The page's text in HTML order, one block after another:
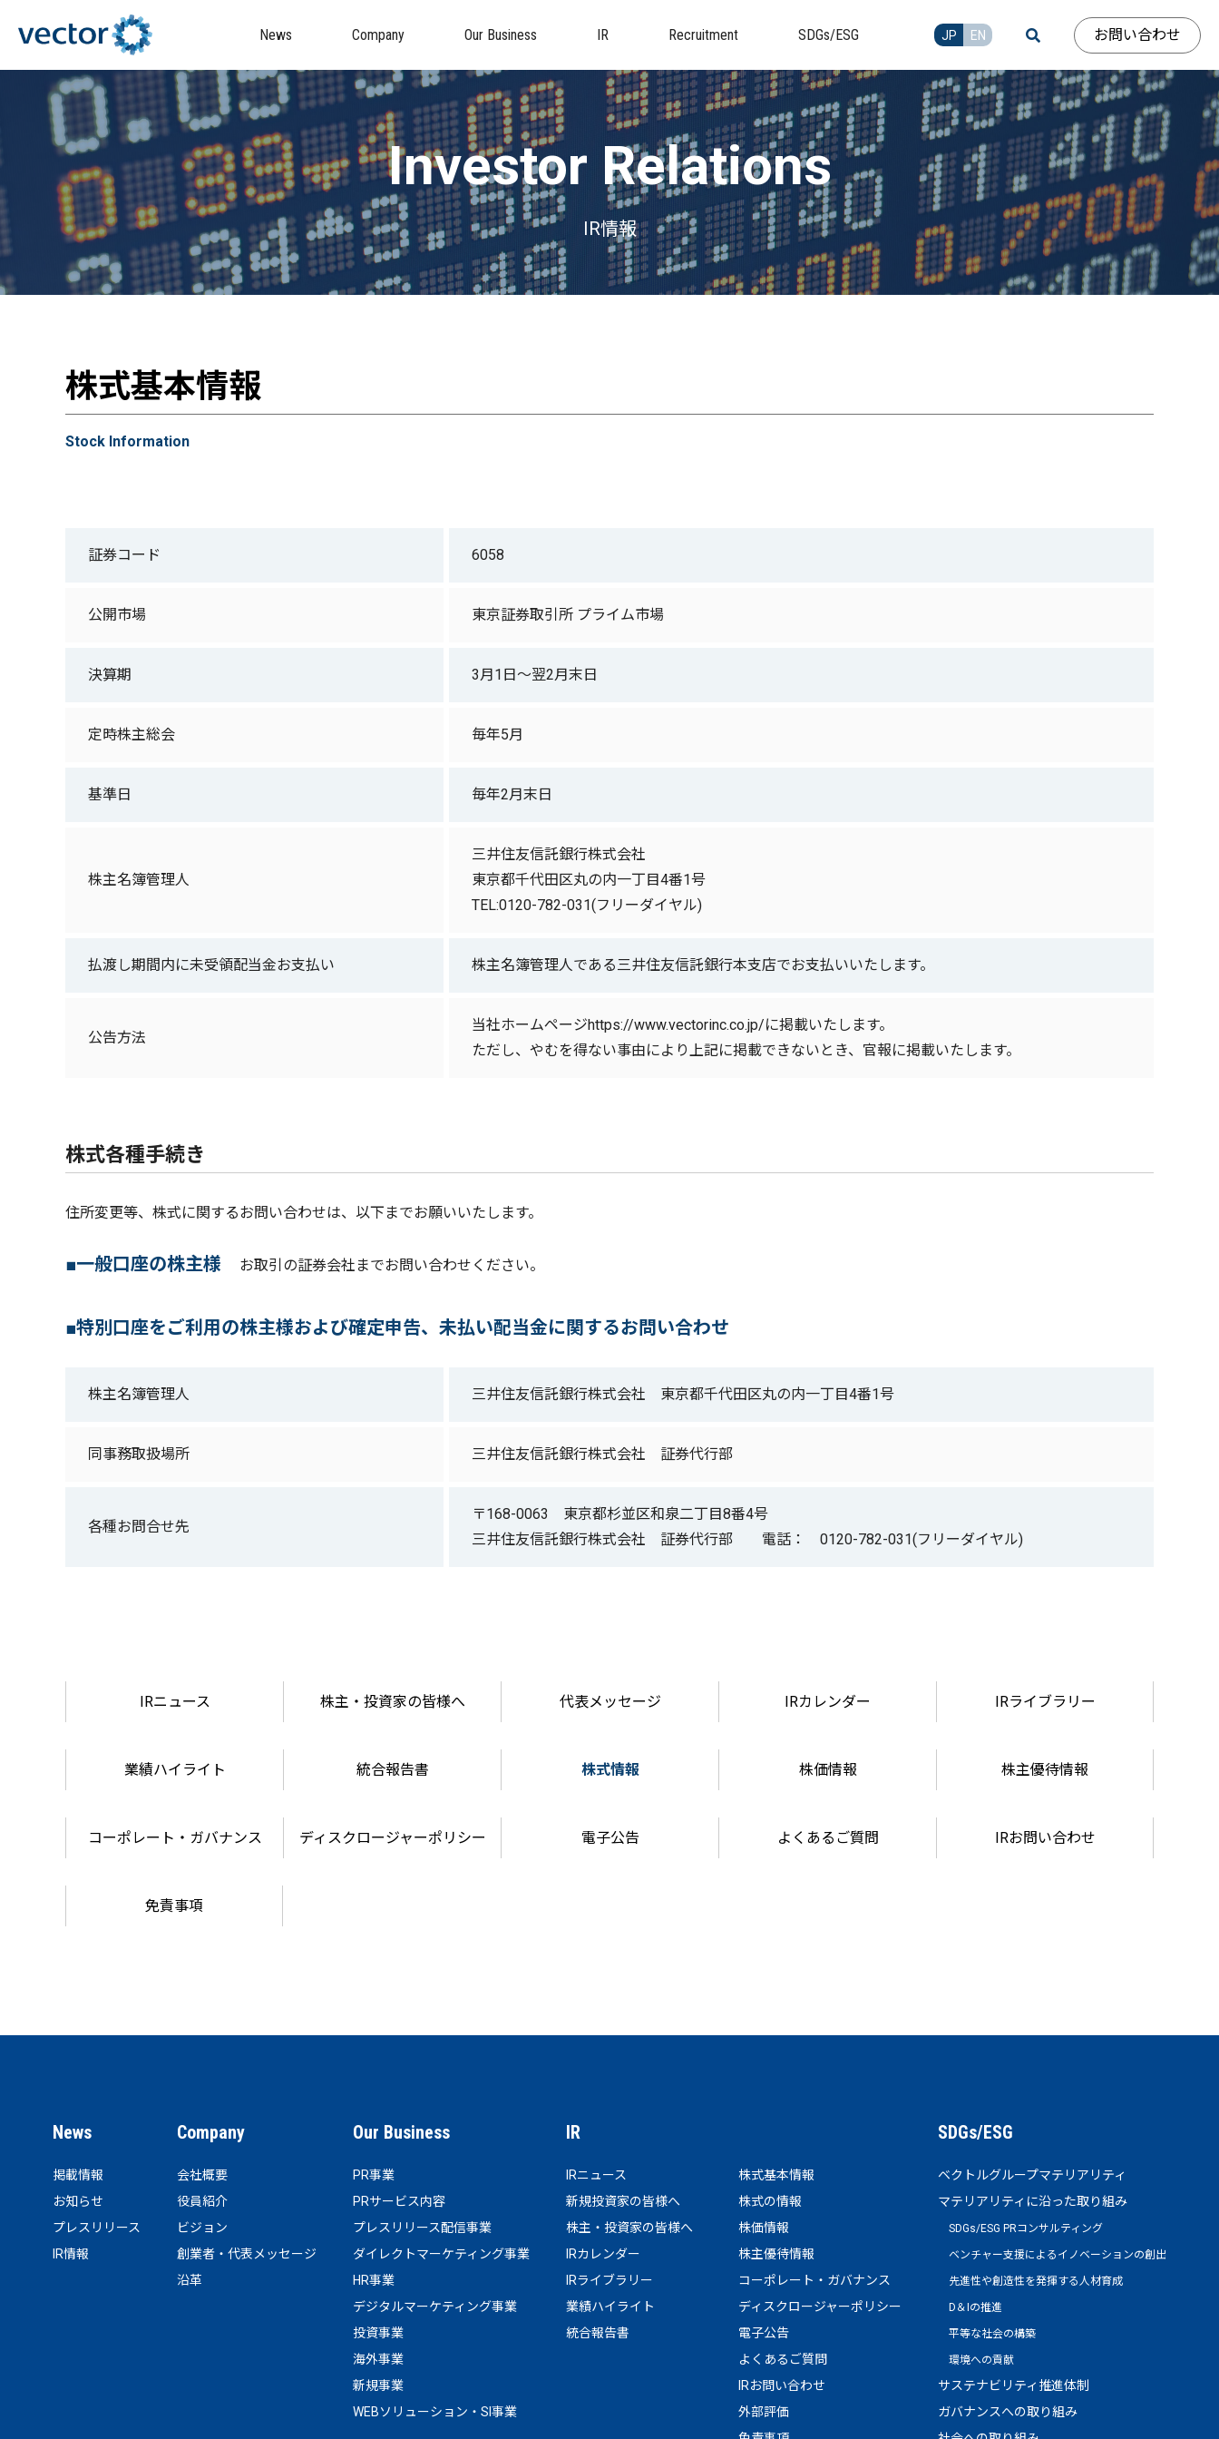
News Company Our Business IR Recruitment SDGs/ESG JP EN お問い合わせ
Investor Relations
IR情報
株式基本情報
Stock Information
証券コード 6058
公開市場 東京証券取引所 プライム市場
決算期 3月1日～翌2月末日
定時株主総会 毎年5月
基準日 毎年2月末日
株主名簿管理人
三井住友信託銀行株式会社
東京都千代田区丸の内一丁目4番1号
TEL:0120-782-031(フリーダイヤル)
払渡し期間内に未受領配当金お支払い 株主名簿管理人である三井住友信託銀行本支店でお支払いいたします。
公告方法
当社ホームページhttps://www.vectorinc.co.jp/に掲載いたします。
ただし、やむを得ない事由により上記に掲載できないとき、官報に掲載いたします。
株式各種手続き
住所変更等、株式に関するお問い合わせは、以下までお願いいたします。
■一般口座の株主様 お取引の証券会社までお問い合わせください。
■特別口座をご利用の株主様および確定申告、未払い配当金に関するお問い合わせ
株主名簿管理人 三井住友信託銀行株式会社 東京都千代田区丸の内一丁目4番1号
同事務取扱場所 三井住友信託銀行株式会社 証券代行部
各種お問合せ先
〒168-0063 東京都杉並区和泉二丁目8番4号
三井住友信託銀行株式会社 証券代行部 電話： 0120-782-031(フリーダイヤル)
IRニュース 株主・投資家の皆様へ 代表メッセージ IRカレンダー IRライブラリー
業績ハイライト 統合報告書 株式情報 株価情報 株主優待情報
コーポレート・ガバナンス ディスクロージャーポリシー 電子公告 よくあるご質問 IRお問い合わせ
免責事項
News
掲載情報
お知らせ
プレスリリース
IR情報
Company
会社概要
役員紹介
ビジョン
創業者・代表メッセージ
沿革
Our Business
PR事業
PRサービス内容
プレスリリース配信事業
ダイレクトマーケティング事業
HR事業
デジタルマーケティング事業
投資事業
海外事業
新規事業
WEBソリューション・SI事業
IR
IRニュース
新規投資家の皆様へ
株主・投資家の皆様へ
IRカレンダー
IRライブラリー
業績ハイライト
統合報告書
株式基本情報
株式の情報
株価情報
株主優待情報
コーポレート・ガバナンス
ディスクロージャーポリシー
電子公告
よくあるご質問
IRお問い合わせ
外部評価
SDGs/ESG
ベクトルグループマテリアリティ
マテリアリティに沿った取り組み
SDGs/ESG PRコンサルティング
ベンチャー支援によるイノベーションの創出
先進性や創造性を発揮する人材育成
D＆Iの推進
平等な社会の構築
環境への貢献
サステナビリティ推進体制
ガバナンスへの取り組み